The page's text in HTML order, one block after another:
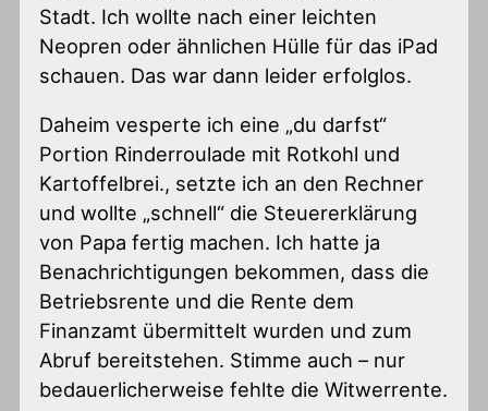
Stadt. Ich wollte nach einer leichten
Neopren oder ähnlichen Hülle für das iPad
schauen. Das war dann leider erfolglos.
Daheim vesperte ich eine „du darfst“
Portion Rinderroulade mit Rotkohl und
Kartoffelbrei., setzte ich an den Rechner
und wollte „schnell“ die Steuererklärung
von Papa fertig machen. Ich hatte ja
Benachrichtigungen bekommen, dass die
Betriebsrente und die Rente dem
Finanzamt übermittelt wurden und zum
Abruf bereitstehen. Stimme auch – nur
bedauerlicherweise fehlte die Witwerrente.